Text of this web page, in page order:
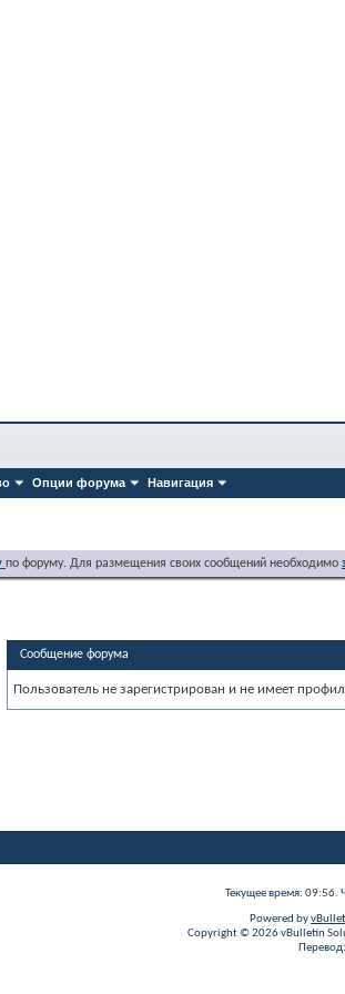
Опции форума Навигация
по форуму. Для размещения своих сообщений необходимо
Сообщение форума
Пользователь не зарегистрирован и не имеет
Текущее время: 09:56.
Powered by
Copyright © 2026 vBulletin
Перевод: